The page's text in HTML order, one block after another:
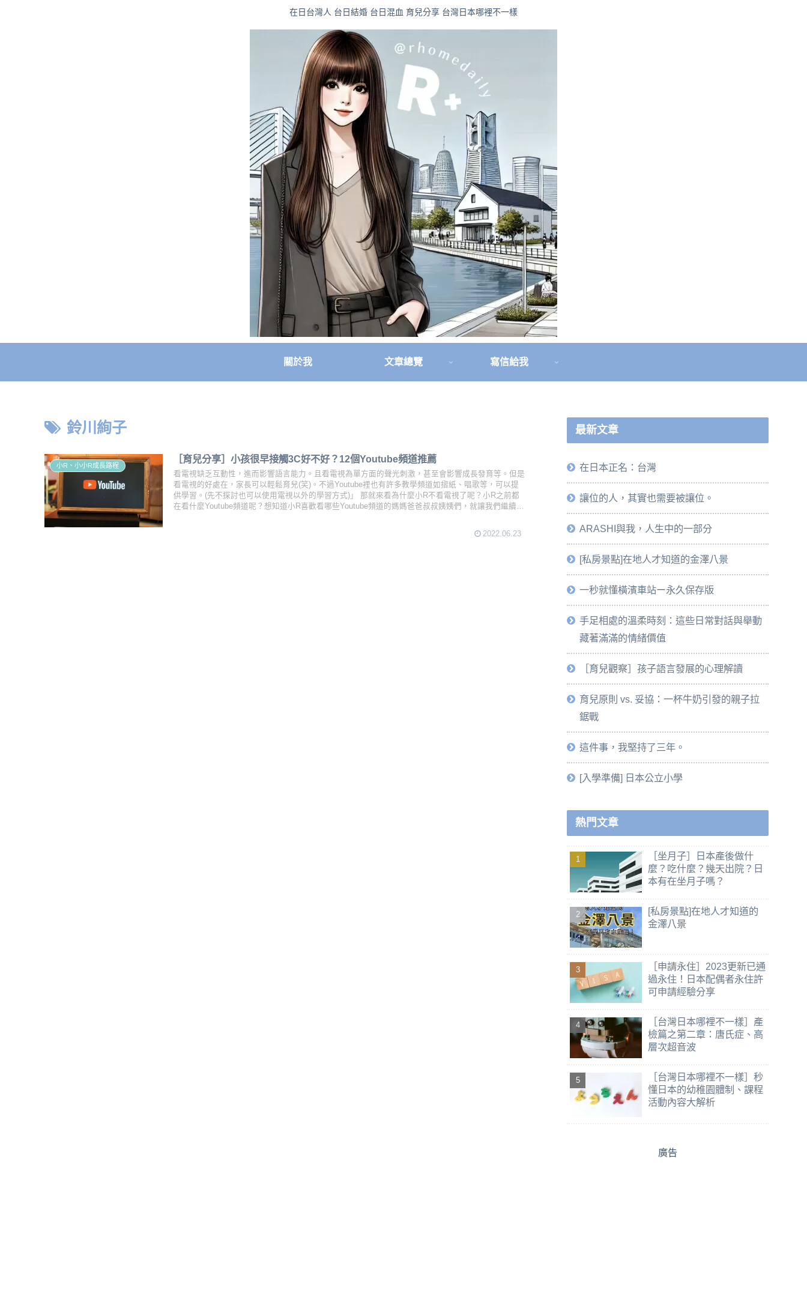
在日台灣人 台日結婚 台日混血 育兒分享 台灣日本哪裡不一樣
關於我 文章總覽 寫信給我
鈴川絢子
小R、小小R成長路程
［育兒分享］小孩很早接觸3C好不好？12個Youtube頻道推薦
看電視缺乏互動性，進而影響語言能力。且看電視為單方面的聲光刺激，甚至會影響成長發育等。但是
看電視的好處在，家長可以輕鬆育兒(笑)。不過Youtube裡也有許多教學頻道如摺紙、唱歌等，可以提
供學習。(先不探討也可以使用電視以外的學習方式)」 那就來看為什麼小R不看電視了呢？小R之前都
在看什麼Youtube頻道呢？想知道小R喜歡看哪些Youtube頻道的媽媽爸爸叔叔姨姨們，就讓我們繼續看
2022.06.23
最新文章
在日本正名：台灣
讓位的人，其實也需要被讓位。
ARASHI與我，人生中的一部分
[私房景點]在地人才知道的金澤八景
一秒就懂橫濱車站ー永久保存版
手足相處的溫柔時刻：這些日常對話與舉動
藏著滿滿的情緒價值
［育兒觀察］孩子語言發展的心理解讀
育兒原則 vs. 妥協：一杯牛奶引發的親子拉
鋸戰
這件事，我堅持了三年。
[入學準備] 日本公立小學
熱門文章
［坐月子］日本產後做什
麼？吃什麼？幾天出院？日
本有在坐月子嗎？
[私房景點]在地人才知道的
金澤八景
［申請永住］2023更新已通
過永住！日本配偶者永住許
可申請經驗分享
［台灣日本哪裡不一樣］產
檢篇之第二章：唐氏症、高
層次超音波
［台灣日本哪裡不一樣］秒
懂日本的幼稚園體制、課程
活動內容大解析
廣告